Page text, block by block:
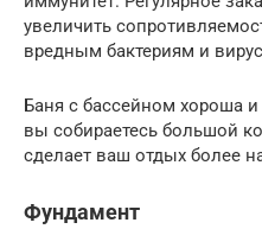
увеличить
вредным бактериям и
Баня с бассейном хороша
вы собираетесь большой
сделает ваш отдых более
Фундамент